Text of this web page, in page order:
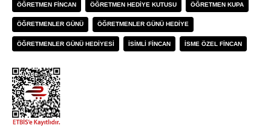
ÖĞRETMEN FINCAN ÖĞRETMEN HEDIYE KUTUSU ÖĞRETMEN KUPA
ÖĞRETMENLER GÜNÜ ÖĞRETMENLER GÜNÜ HEDIYE
ÖĞRETMENLER GÜNÜ HEDIYESI İSIMLI FINCAN İSME ÖZEL FINCAN